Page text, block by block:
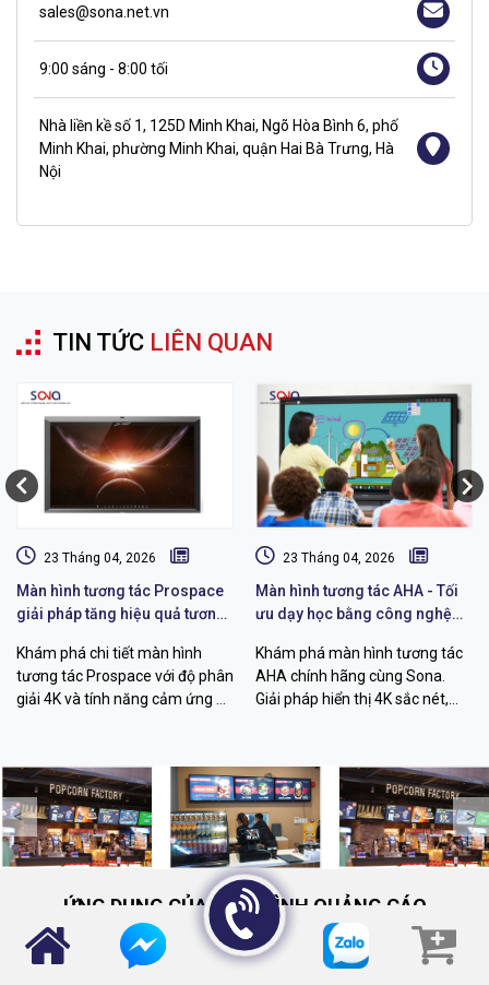
sales@sona.net.vn
9:00 sáng - 8:00 tối
Nhà liền kề số 1, 125D Minh Khai, Ngõ Hòa Bình 6, phố
Minh Khai, phường Minh Khai, quận Hai Bà Trưng, Hà
Nội
TIN TỨC LIÊN QUAN
23 Tháng 04, 2026
Màn hình tương tác Prospace
giải pháp tăng hiệu quả tương
Khám phá chi tiết màn hình
tương tác Prospace với độ phân
giải 4K và tính năng cảm ứng đa
hiện đại
23 Tháng 04, 2026
Màn hình tương tác AHA - Tối
ưu dạy học bằng công nghệ
Khám phá màn hình tương tác
AHA chính hãng cùng Sona.
Giải pháp hiển thị 4K sắc nét,
doanh nghiệp hiện đại.
< >
ỨNG DỤNG CỦA MÀN HÌNH QUẢNG CÁO
Cung cấp giải pháp hiển thị kỹ thuật số giúp doanh nghiệp đột phá
doanh thu